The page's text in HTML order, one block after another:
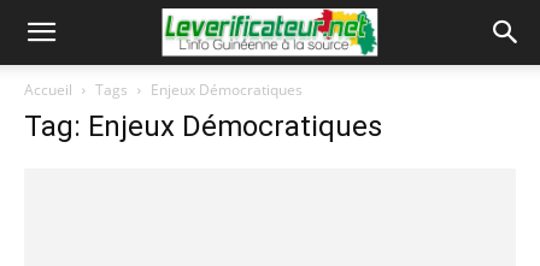
Accueil Tags Enjeux Démocratiques
Tag: Enjeux Démocratiques